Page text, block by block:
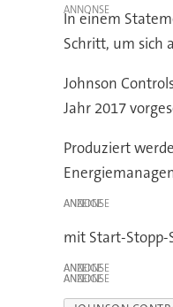
In einem
Schritt, um sich
Johnson
Jahr 2017
Produziert
ANZEIGE
mit Start-Stopp-
ANZEIGE
ANZEIGE